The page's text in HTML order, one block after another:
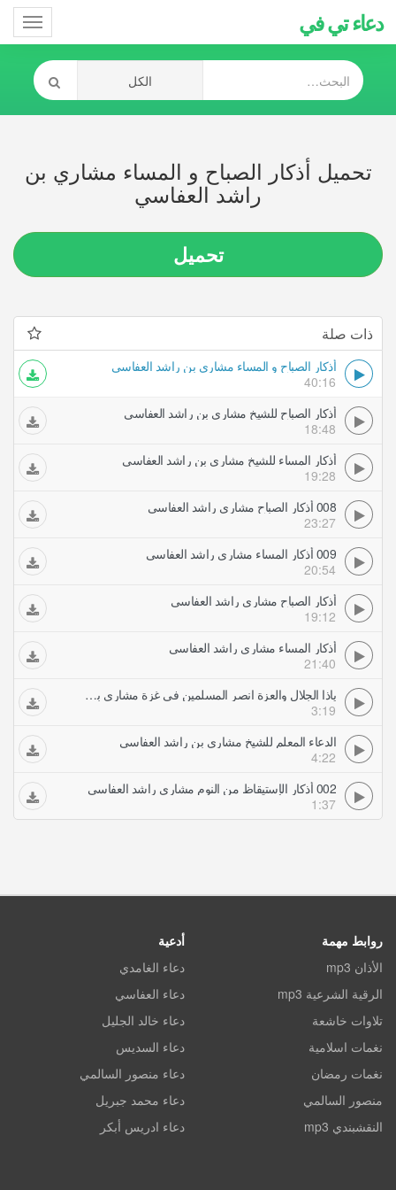
دعاء تي في
تحميل أذكار الصباح و المساء مشاري بن
راشد العفاسي
تحميل
ذات صلة
أذكار الصباح و المساء مشاري بن راشد العفاسي
40:16
أذكار الصباح للشيخ مشاري بن راشد العفاسي
18:48
أذكار المساء للشيخ مشاري بن راشد العفاسي
19:28
008 أذكار الصباح مشاري راشد العفاسي
23:27
009 أذكار المساء مشاري راشد العفاسي
20:54
أذكار الصباح مشاري راشد العفاسي
19:12
أذكار المساء مشاري راشد العفاسي
21:40
ياذا الجلال والعزة انصر المسلمين في غزة مشاري بن راشد العفاسي
3:19
الدعاء المعلم للشيخ مشاري بن راشد العفاسي
4:22
002 أذكار الإستيقاظ من النوم مشاري راشد العفاسي
1:37
روابط مهمة
الأذان mp3
الرقية الشرعية mp3
تلاوات خاشعة
نغمات اسلامية
نغمات رمضان
منصور السالمي
النقشبندي mp3
أدعية
دعاء الغامدي
دعاء العفاسي
دعاء خالد الجليل
دعاء السديس
دعاء منصور السالمي
دعاء محمد جبريل
دعاء ادريس أبكر